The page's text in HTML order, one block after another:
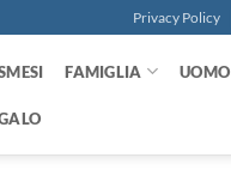
Privacy Policy
FAMIGLIA UOMO